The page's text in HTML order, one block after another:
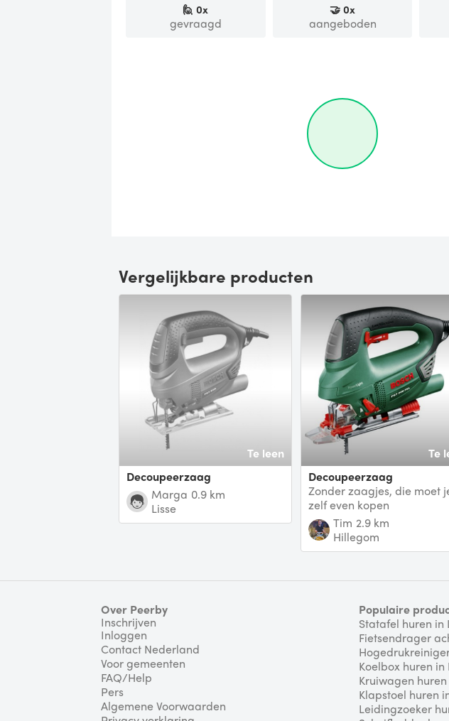
🙋0x
gevraagd
🤝0x
aangeboden
Vergelijkbare producten
Te leen
Decoupeerzaag
Marga 0.9 km
Lisse
Te
Decoupeerzaag
Zonder zaagjes, die moet
zelf even kopen
Tim 2.9 km
Hillegom
Over Peerby
Inschrijven
Inloggen
Contact Nederland
Voor gemeenten
FAQ/Help
Pers
Algemene Voorwaarden
Populaire
Statafel huren in
Fietsendrager
Koelbox huren in
Kruiwagen huren
Klapstoel huren
Leidingzoeker